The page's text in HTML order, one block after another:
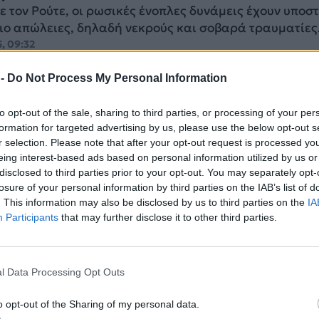
Do Not Process My Personal Information
opt-out of the sale, sharing to third parties, or processing of your
for targeted advertising by us, please use the below opt-out
selection. Please note that after your opt-out request is processed
interest-based ads based on personal information utilized by us
to third parties prior to your opt-out. You may separately
of your personal information by third parties on the IAB’s list of
This information may also be disclosed by us to third parties on the
Participants that may further disclose it to other third parties.
Data Processing Opt Outs
opt-out of the Sharing of my personal data.
Ρούτε, οι ρωσικές ένοπλες δυνάμεις έχουν
απώλειες, δηλαδή νεκρούς και σοβαρά
09:32
ΝΑΤΟ ξεπερνά πλέον τη Ρωσία σε
μετά από χρόνια καθυστέρησης
ότι η Ρωσία παραμένει μια
τις αποτυχίες της στην Ουκρανία.
Ρούτε υποβαθμίζει τις συνέπειες της